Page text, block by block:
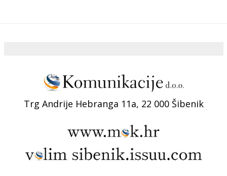
Trg Andrije Hebranga 11a, 22 000 Šibenik